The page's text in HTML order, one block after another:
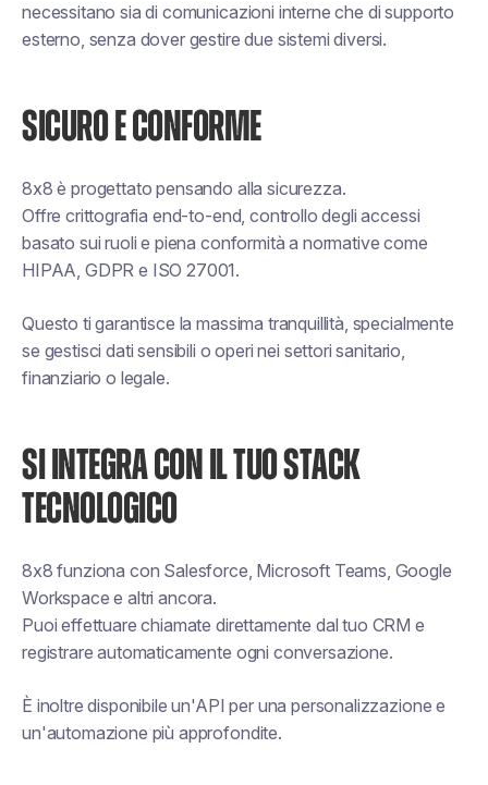
necessitano sia di comunicazioni interne che di supporto
esterno, senza dover gestire due sistemi diversi.
SICURO E CONFORME
8x8 è progettato pensando alla sicurezza.
Offre crittografia end-to-end, controllo degli accessi
basato sui ruoli e piena conformità a normative come
HIPAA, GDPR e ISO 27001.
Questo ti garantisce la massima tranquillità, specialmente
se gestisci dati sensibili o operi nei settori sanitario,
finanziario o legale.
SI INTEGRA CON IL TUO STACK
TECNOLOGICO
8x8 funziona con Salesforce, Microsoft Teams, Google
Workspace e altri ancora.
Puoi effettuare chiamate direttamente dal tuo CRM e
registrare automaticamente ogni conversazione.
È inoltre disponibile un'API per una personalizzazione e
un'automazione più approfondite.